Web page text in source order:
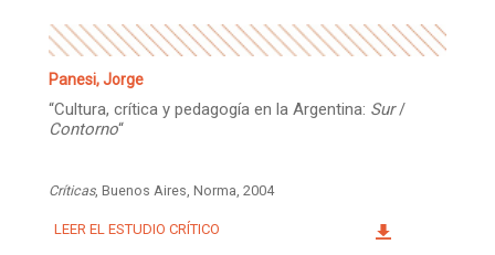
Panesi, Jorge
“Cultura, crítica y pedagogía en la Argentina: Sur/
Contorno“
Críticas, Buenos Aires, Norma, 2004
LEER EL ESTUDIO CRÍTICO